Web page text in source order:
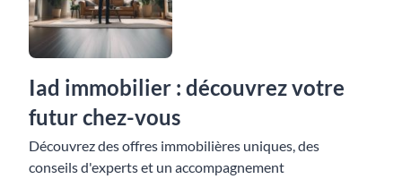
Iad immobilier : découvrez votre
futur chez-vous
Découvrez des offres immobilières uniques, des
conseils d'experts et un accompagnement